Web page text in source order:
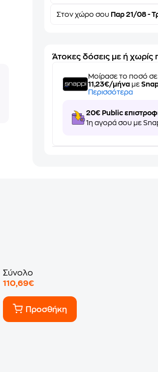
Στονχώρο σου Παρ 21/08 -
Άτοκες δόσεις με ή χωρίς
Μοίρασε το ποσό
11,23€/μήνα με
Περισσότερα
20€ Public
1η αγορά σου με
Σύνολο
110,69€
Προσθήκη